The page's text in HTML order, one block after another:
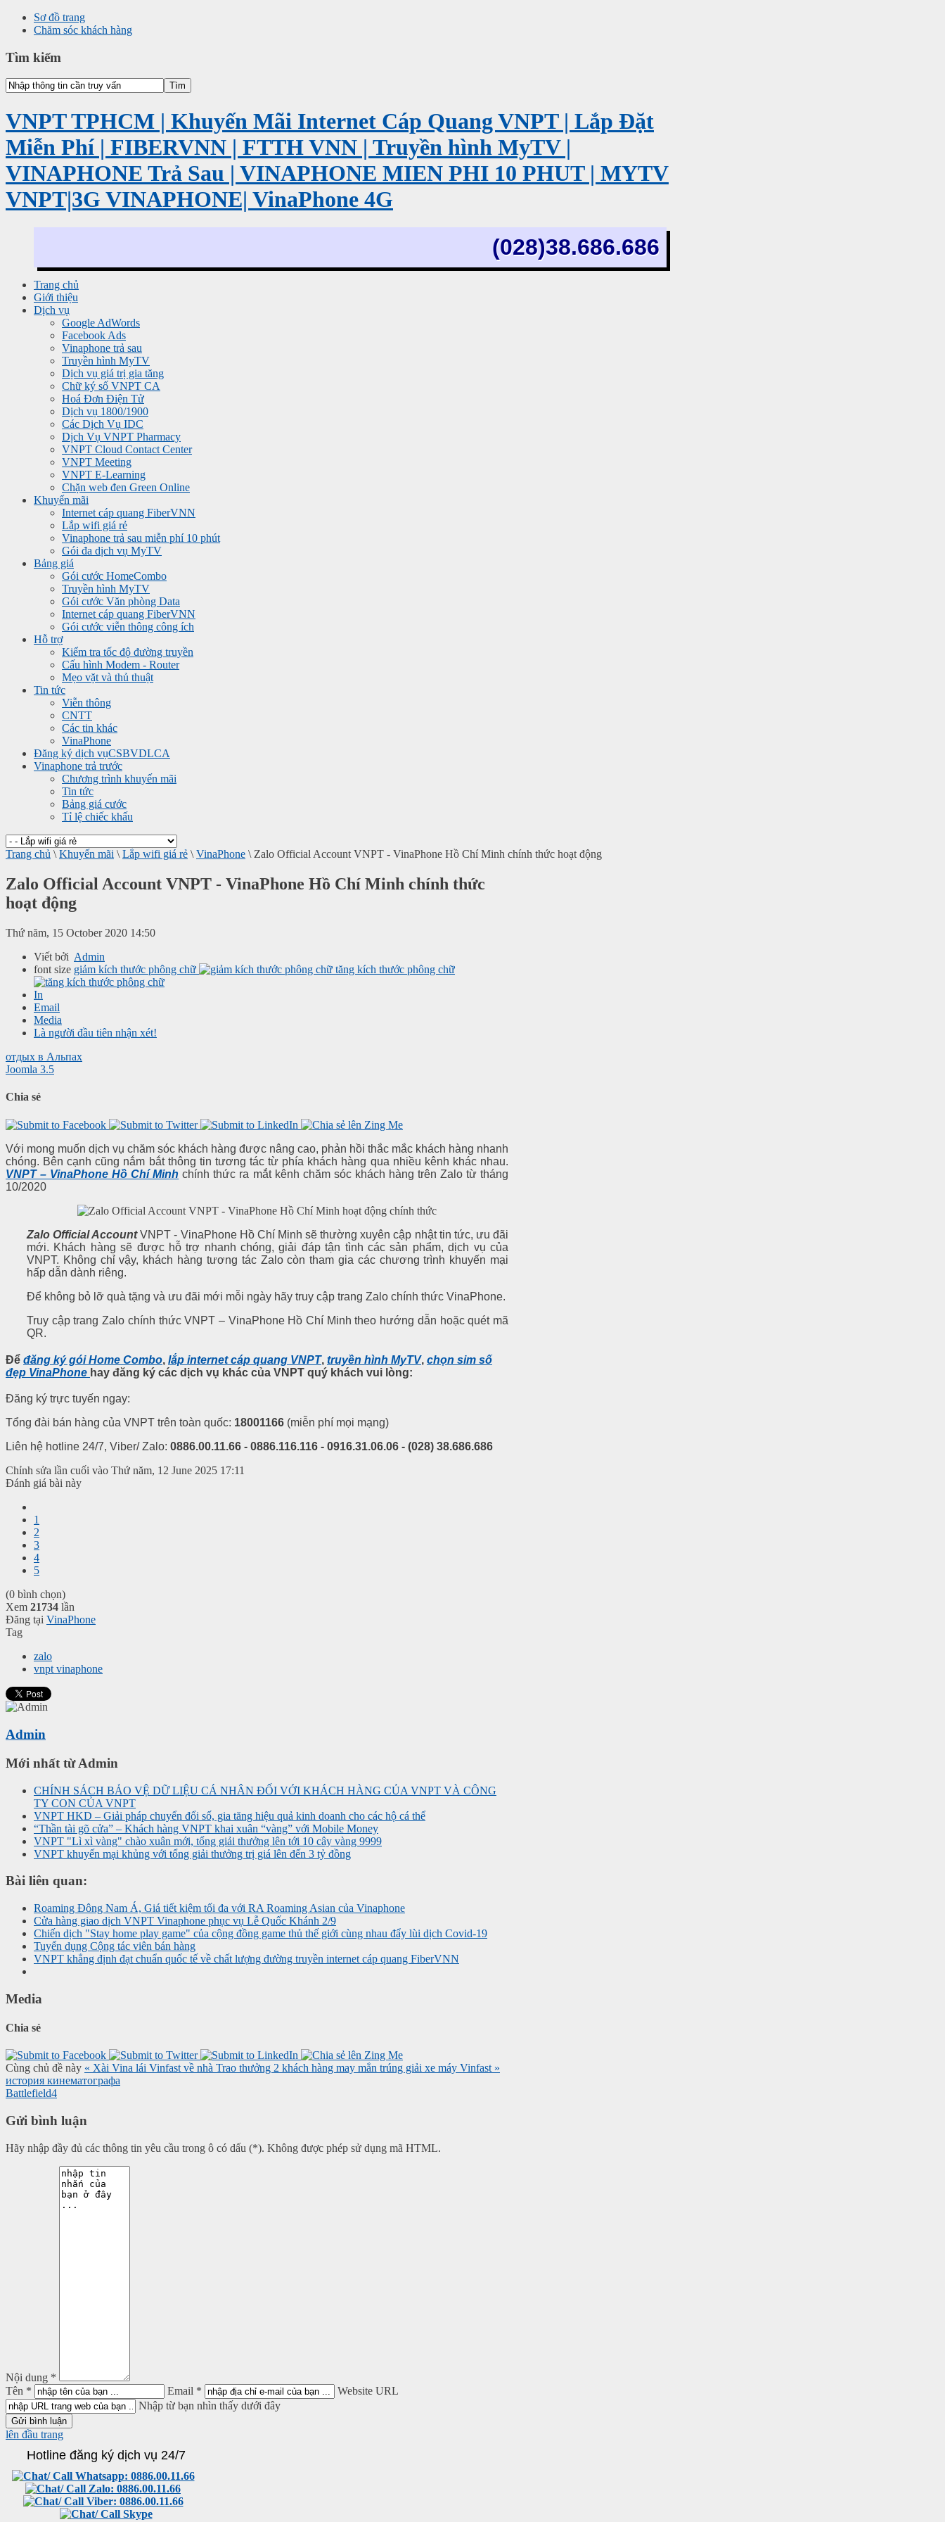
Sơ đồ trang
Chăm sóc khách hàng
Tìm kiếm
VNPT TPHCM | Khuyến Mãi Internet Cáp Quang VNPT | Lắp Đặt
Miễn Phí | FIBERVNN | FTTH VNN | Truyền hình MyTV |
VINAPHONE Trả Sau | VINAPHONE MIEN PHI 10 PHUT | MYTV
VNPT|3G VINAPHONE| VinaPhone 4G
(028)38.686.686
Trang chủ
Giới thiệu
Dịch vụ
Google AdWords
Facebook Ads
Vinaphone trả sau
Truyền hình MyTV
Dịch vụ giá trị gia tăng
Chữ ký số VNPT CA
Hoá Đơn Điện Tử
Dịch vụ 1800/1900
Các Dịch Vụ IDC
Dịch Vụ VNPT Pharmacy
VNPT Cloud Contact Center
VNPT Meeting
VNPT E-Learning
Chặn web đen Green Online
Khuyến mãi
Internet cáp quang FiberVNN
Lắp wifi giá rẻ
Vinaphone trả sau miễn phí 10 phút
Gói đa dịch vụ MyTV
Bảng giá
Gói cước HomeCombo
Truyền hình MyTV
Gói cước Văn phòng Data
Internet cáp quang FiberVNN
Gói cước viễn thông công ích
Hỗ trợ
Kiểm tra tốc độ đường truyền
Cấu hình Modem - Router
Mẹo vặt và thủ thuật
Tin tức
Viễn thông
CNTT
Các tin khác
VinaPhone
Đăng ký dịch vụCSBVDLCA
Vinaphone trả trước
Chương trình khuyến mãi
Tin tức
Bảng giá cước
Tỉ lệ chiếc khấu
Trang chủ \ Khuyến mãi \ Lắp wifi giá rẻ \ VinaPhone \ Zalo Official Account VNPT - VinaPhone Hồ Chí Minh chính thức hoạt động
Zalo Official Account VNPT - VinaPhone Hồ Chí Minh chính thức
hoạt động
Thứ năm, 15 October 2020 14:50
Viết bởi Admin
font size giảm kích thước phông chữ tăng kích thước phông chữ
In
Email
Media
Là người đầu tiên nhận xét!
отдых в Альпах
Joomla 3.5
Chia sẻ
Với mong muốn dịch vụ chăm sóc khách hàng được nâng cao, phản hồi thắc mắc khách hàng nhanh
chóng. Bên cạnh cũng nắm bắt thông tin tương tác từ phía khách hàng qua nhiều kênh khác nhau.
VNPT – VinaPhone Hồ Chí Minh chính thức ra mắt kênh chăm sóc khách hàng trên Zalo từ tháng
10/2020
Zalo Official AccountVNPT - VinaPhone Hồ Chí Minh sẽ thường xuyên cập nhật tin tức, ưu đãi
mới. Khách hàng sẽ được hỗ trợ nhanh chóng, giải đáp tận tình các sản phẩm, dịch vụ của
VNPT. Không chỉ vậy, khách hàng tương tác Zalo còn tham gia các chương trình khuyến mại
hấp dẫn dành riêng.
Để không bỏ lỡ quà tặng và ưu đãi mới mỗi ngày hãy truy cập trang Zalo chính thức VinaPhone.
Truy cập trang Zalo chính thức VNPT – VinaPhone Hồ Chí Minh theo hướng dẫn hoặc quét mã
QR.
Để đăng ký gói Home Combo, lắp internet cáp quang VNPT, truyền hình MyTV, chọn sim số
đẹp VinaPhone hay đăng ký các dịch vụ khác của VNPT quý khách vui lòng:
Đăng ký trực tuyến ngay:
Tổng đài bán hàng của VNPT trên toàn quốc: 18001166 (miễn phí mọi mạng)
Liên hệ hotline 24/7, Viber/ Zalo: 0886.00.11.66 - 0886.116.116 - 0916.31.06.06 - (028) 38.686.686
Chỉnh sửa lần cuối vào Thứ năm, 12 June 2025 17:11
Đánh giá bài này
1
2
3
4
5
(0 bình chọn)
Xem 21734 lần
Đăng tại VinaPhone
Tag
zalo
vnpt vinaphone
Admin
Mới nhất từ Admin
CHÍNH SÁCH BẢO VỆ DỮ LIỆU CÁ NHÂN ĐỐI VỚI KHÁCH HÀNG CỦA VNPT VÀ CÔNG
TY CON CỦA VNPT
VNPT HKD – Giải pháp chuyển đổi số, gia tăng hiệu quả kinh doanh cho các hộ cá thể
“Thần tài gõ cửa” – Khách hàng VNPT khai xuân “vàng” với Mobile Money
VNPT "Lì xì vàng" chào xuân mới, tổng giải thưởng lên tới 10 cây vàng 9999
VNPT khuyến mại khủng với tổng giải thưởng trị giá lên đến 3 tỷ đồng
Bài liên quan:
Roaming Đông Nam Á, Giá tiết kiệm tối đa với RA Roaming Asian của Vinaphone
Cửa hàng giao dịch VNPT Vinaphone phục vụ Lễ Quốc Khánh 2/9
Chiến dịch "Stay home play game" của cộng đồng game thủ thế giới cùng nhau đẩy lùi dịch Covid-19
Tuyển dụng Cộng tác viên bán hàng
VNPT khẳng định đạt chuẩn quốc tế về chất lượng đường truyền internet cáp quang FiberVNN
Media
Chia sẻ
Cùng chủ đề này « Xài Vina lái Vinfast về nhà Trao thưởng 2 khách hàng may mắn trúng giải xe máy Vinfast »
история кинематографа
Battlefield4
Gửi bình luận
Hãy nhập đầy đủ các thông tin yêu cầu trong ô có dấu (*). Không được phép sử dụng mã HTML.
Nội dung *
Tên *
Email *
Website URL
Nhập từ bạn nhìn thấy dưới đây
lên đầu trang
Hotline đăng ký dịch vụ 24/7